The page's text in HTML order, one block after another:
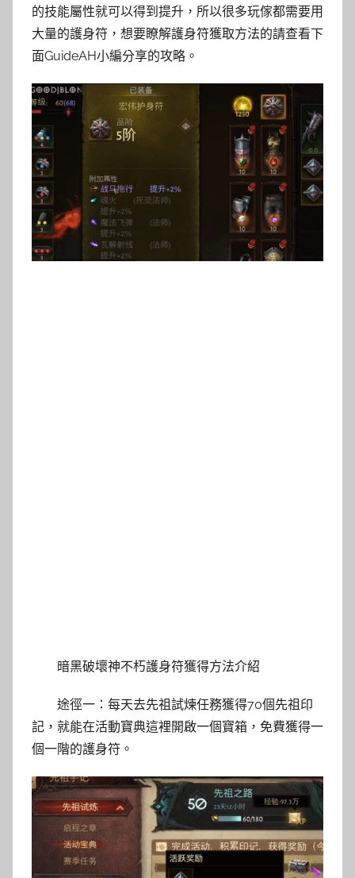
的技能屬性就可以得到提升，所以很多玩傢都需要用
大量的護身符，想要瞭解護身符獲取方法的請查看下
面GuideAH小編分享的攻略。
暗黑破壞神不朽護身符獲得方法介紹
途徑一：每天去先祖試煉任務獲得70個先祖印
記，就能在活動寶典這裡開啟一個寶箱，免費獲得一
個一階的護身符。